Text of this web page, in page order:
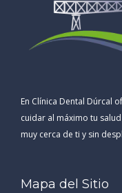
En Clínica Dental Dúrcal
cuidar al máximo tu
muy cerca de ti y sin
Mapa del Sitio